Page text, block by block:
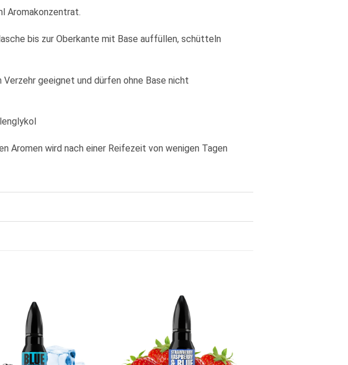
Aromakonzentrat.
bis zur Oberkante mit Base auffüllen, schütteln
geeignet und dürfen ohne Base nicht
Aromen wird nach einer Reifezeit von wenigen Tagen